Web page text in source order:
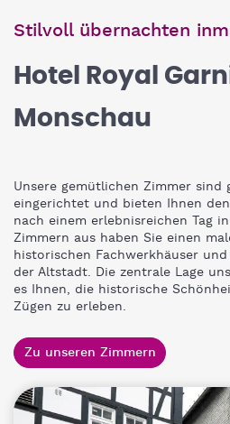
Stilvoll übernachten
Hotel Royal
Monschau
Unsere gemütlichen Zimmer sind
eingerichtet und bieten Ihnen
nach einem erlebnisreichen Tag
Zimmern aus haben Sie einen
historischen Fachwerkhäuser
der Altstadt. Die zentrale Lage
es Ihnen, die historische
Zügen zu erleben.
Zu unseren Zimmern